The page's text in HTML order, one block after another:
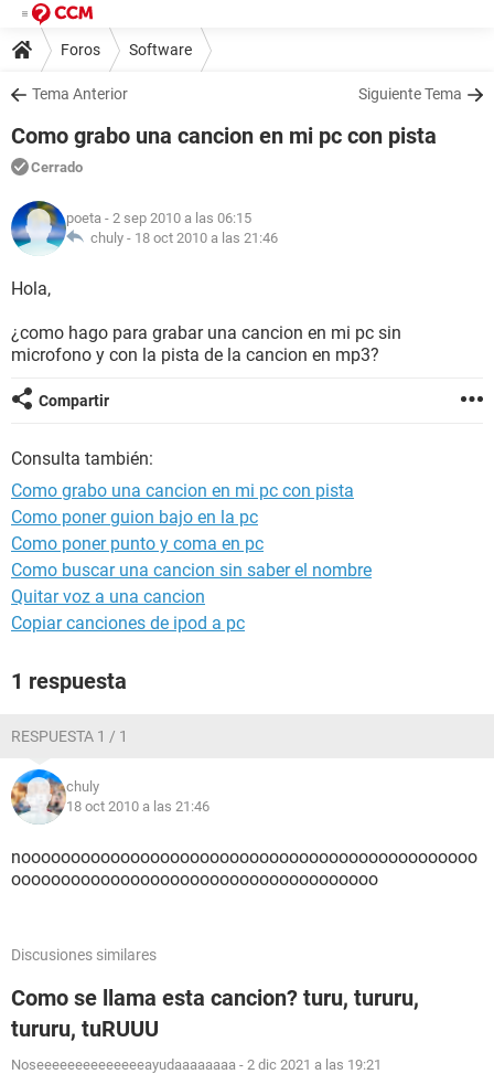
Foros Software
Tema Anterior Siguiente Tema
Como grabo una cancion en mi pc con pista
Cerrado
poeta - 2 sep 2010 a las 06:15
chuly - 18 oct 2010 a las 21:46
Hola,
¿como hago para grabar una cancion en mi pc sin
microfono y con la pista de la cancion en mp3?
Compartir
Consulta también:
Como grabo una cancion en mi pc con pista
Como poner guion bajo en la pc
Como poner punto y coma en pc
Como buscar una cancion sin saber el nombre
Quitar voz a una cancion
Copiar canciones de ipod a pc
1 respuesta
RESPUESTA 1 / 1
chuly
18 oct 2010 a las 21:46
noooooooooooooooooooooooooooooooooooooooooooooo
ooooooooooooooooooooooooooooooooooooo
Discusiones similares
Como se llama esta cancion? turu, tururu,
tururu, tuRUUU
Noseeeeeeeeeeeeeeayudaaaaaaaa - 2 dic 2021 a las 19:21